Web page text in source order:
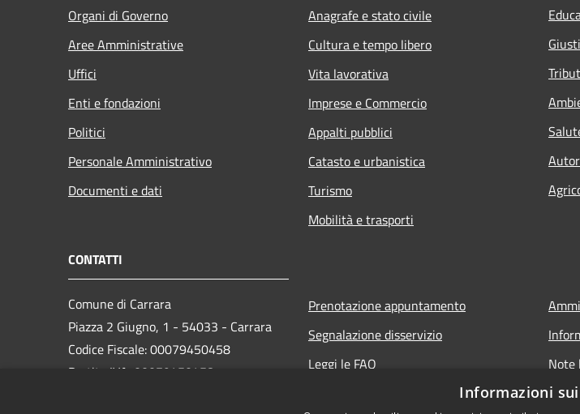
Organi di Governo
Aree Amministrative
Uffici
Enti e fondazioni
Politici
Personale Amministrativo
Documenti e dati
Anagrafe e stato civile
Cultura e tempo libero
Vita lavorativa
Imprese e Commercio
Appalti pubblici
Catasto e urbanistica
Turismo
Mobilità e trasporti
CONTATTI
Comune di Carrara
Piazza 2 Giugno, 1 - 54033 - Carrara
Codice Fiscale: 00079450458
Partita IVA: 00079450458
Prenotazione appuntamento
Segnalazione disservizio
Leggi le FAQ
Note
Informazioni